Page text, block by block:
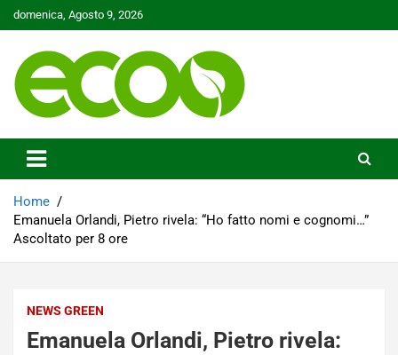
Skip
to
domenica, Agosto 9, 2026
Ecoo.it
Home
Emanuela Orlandi, Pietro rivela: “Ho fatto nomi e cognomi…”
Ascoltato per 8 ore
NEWS GREEN
Emanuela Orlandi, Pietro rivela: